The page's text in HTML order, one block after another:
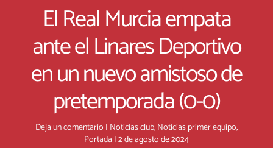
El Real Murcia empata
ante el Linares Deportivo
en un nuevo amistoso de
pretemporada (0-0)
Deja un comentario | Noticias club,Noticias primer equipo,
Portada |2 de agosto de 2024